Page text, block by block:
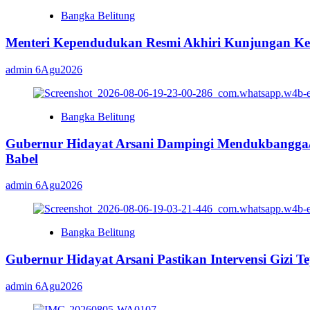
Bangka Belitung
Menteri Kependudukan Resmi Akhiri Kunjungan
admin 6Agu2026
Bangka Belitung
Gubernur Hidayat Arsani Dampingi
Babel
admin 6Agu2026
Bangka Belitung
Gubernur Hidayat Arsani Pastikan Intervensi Gizi
admin 6Agu2026